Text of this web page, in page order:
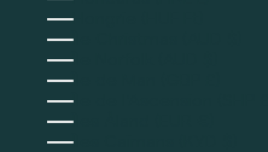
Hongrie (HUF Ft)
Île Christmas (AUD $)
Île Norfolk (AUD $)
Île de Man (GBP £)
Île de l’Ascension (SHP £)
Îles Åland (EUR €)
Îles Caïmans (KYD $)